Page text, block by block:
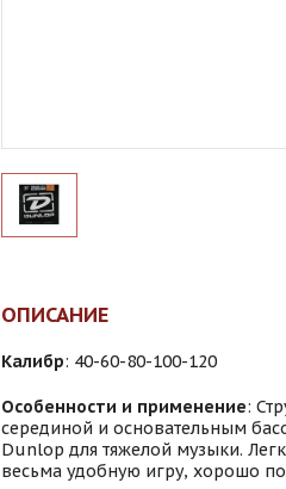
ОПИСАНИЕ
Калибр: 40-60-80-100-120
Особенности и применение:
серединой и основательным
Dunlop для тяжелой музыки.
весьма удобную игру, хорошо